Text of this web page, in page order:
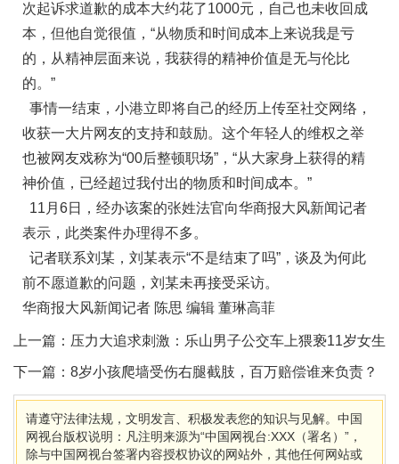
次起诉求道歉的成本大约花了1000元，自己也未收回成
本，但他自觉很值，“从物质和时间成本上来说我是亏
的，从精神层面来说，我获得的精神价值是无与伦比
的。”
事情一结束，小港立即将自己的经历上传至社交网络，
收获一大片网友的支持和鼓励。这个年轻人的维权之举
也被网友戏称为“00后整顿职场”，“从大家身上获得的精
神价值，已经超过我付出的物质和时间成本。”
11月6日，经办该案的张姓法官向华商报大风新闻记者
表示，此类案件办理得不多。
记者联系刘某，刘某表示“不是结束了吗”，谈及为何此
前不愿道歉的问题，刘某未再接受采访。
华商报大风新闻记者 陈思 编辑 董琳高菲
上一篇： 压力大追求刺激：乐山男子公交车上猥亵11岁女生
被判1年5个月
下一篇： 8岁小孩爬墙受伤右腿截肢，百万赔偿谁来负责？
法院判了！
请遵守法律法规，文明发言、积极发表您的知识与见解。中国
网视台版权说明：凡注明来源为“中国网视台:XXX（署名）”，
除与中国网视台签署内容授权协议的网站外，其他任何网站或